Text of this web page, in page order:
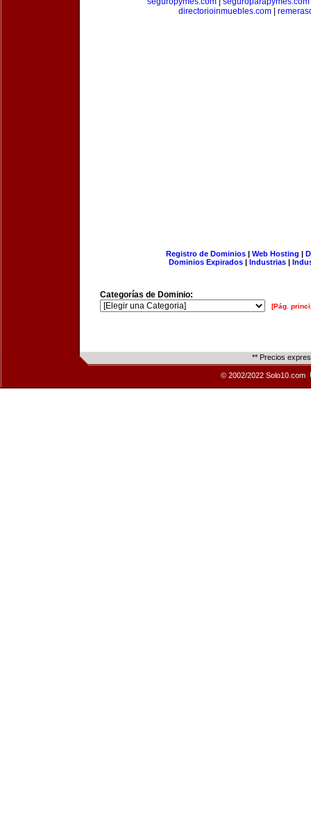
directorioinmuebles.com
Registro de Dominios| Web Hosting |
Dominios Expirados | Industrias |
Categorías de Dominio:
[Pág.
** Precios
© 2002/2022 Solo10.com